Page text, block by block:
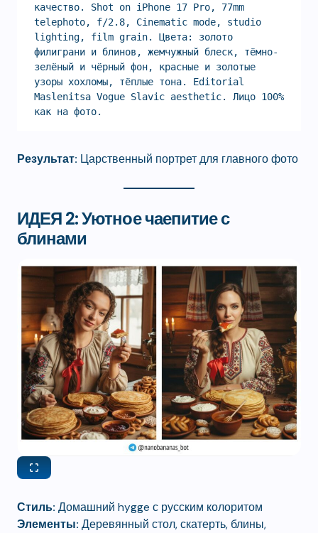
качество. Shot on iPhone 17 Pro, 77mm
telephoto, f/2.8, Cinematic mode, studio
lighting, film grain. Цвета: золото
филиграни и блинов, жемчужный блеск, тёмно-
зелёный и чёрный фон, красные и золотые
узоры хохломы, тёплые тона. Editorial
Maslenitsa Vogue Slavic aesthetic. Лицо 100%
как на фото.
Результат: Царственный портрет для главного фото
ИДЕЯ 2: Уютное чаепитие с
блинами
Стиль: Домашний hygge с русским колоритом
Элементы: Деревянный стол, скатерть, блины,